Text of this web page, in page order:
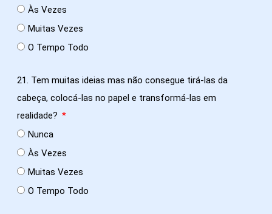
Às Vezes
Muitas Vezes
O Tempo Todo
21. Tem muitas ideias mas não consegue tirá-las da
cabeça, colocá-las no papel e transformá-las em
realidade?
Nunca
Às Vezes
Muitas Vezes
O Tempo Todo